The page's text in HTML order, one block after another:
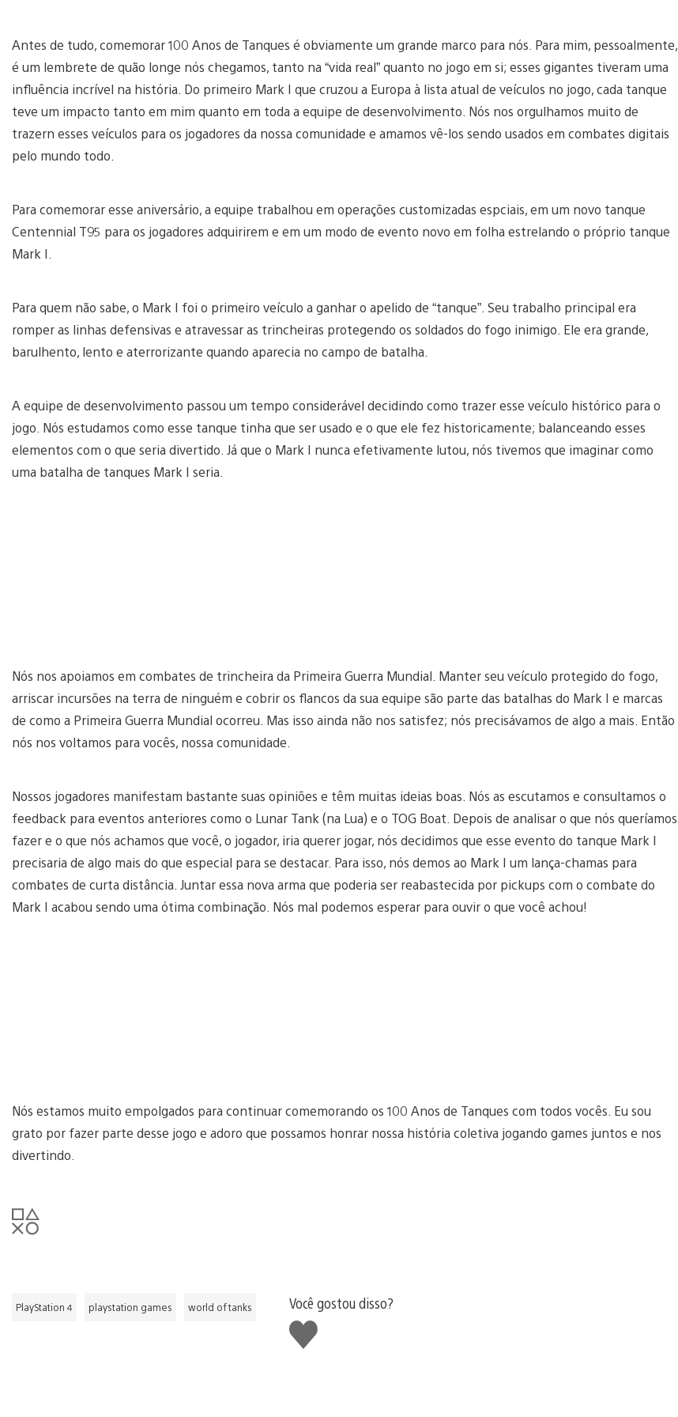
Antes de tudo, comemorar 100 Anos de Tanques é obviamente um grande marco para nós. Para mim, pessoalmente,
é um lembrete de quão longe nós chegamos, tanto na “vida real” quanto no jogo em si; esses gigantes tiveram uma
influência incrível na história. Do primeiro Mark I que cruzou a Europa à lista atual de veículos no jogo, cada tanque
teve um impacto tanto em mim quanto em toda a equipe de desenvolvimento. Nós nos orgulhamos muito de
trazern esses veículos para os jogadores da nossa comunidade e amamos vê-los sendo usados em combates digitais
pelo mundo todo.
Para comemorar esse aniversário, a equipe trabalhou em operações customizadas espciais, em um novo tanque
Centennial T95 para os jogadores adquirirem e em um modo de evento novo em folha estrelando o próprio tanque
Mark I.
Para quem não sabe, o Mark I foi o primeiro veículo a ganhar o apelido de “tanque”. Seu trabalho principal era
romper as linhas defensivas e atravessar as trincheiras protegendo os soldados do fogo inimigo. Ele era grande,
barulhento, lento e aterrorizante quando aparecia no campo de batalha.
A equipe de desenvolvimento passou um tempo considerável decidindo como trazer esse veículo histórico para o
jogo. Nós estudamos como esse tanque tinha que ser usado e o que ele fez historicamente; balanceando esses
elementos com o que seria divertido. Já que o Mark I nunca efetivamente lutou, nós tivemos que imaginar como
uma batalha de tanques Mark I seria.
Nós nos apoiamos em combates de trincheira da Primeira Guerra Mundial. Manter seu veículo protegido do fogo,
arriscar incursões na terra de ninguém e cobrir os flancos da sua equipe são parte das batalhas do Mark I e marcas
de como a Primeira Guerra Mundial ocorreu. Mas isso ainda não nos satisfez; nós precisávamos de algo a mais. Então
nós nos voltamos para vocês, nossa comunidade.
Nossos jogadores manifestam bastante suas opiniões e têm muitas ideias boas. Nós as escutamos e consultamos o
feedback para eventos anteriores como o Lunar Tank (na Lua) e o TOG Boat. Depois de analisar o que nós queríamos
fazer e o que nós achamos que você, o jogador, iria querer jogar, nós decidimos que esse evento do tanque Mark I
precisaria de algo mais do que especial para se destacar. Para isso, nós demos ao Mark I um lança-chamas para
combates de curta distância. Juntar essa nova arma que poderia ser reabastecida por pickups com o combate do
Mark I acabou sendo uma ótima combinação. Nós mal podemos esperar para ouvir o que você achou!
Nós estamos muito empolgados para continuar comemorando os 100 Anos de Tanques com todos vocês. Eu sou
grato por fazer parte desse jogo e adoro que possamos honrar nossa história coletiva jogando games juntos e nos
divertindo.
PlayStation 4 playstation games world of tanks
Você gostou disso?
Curtir